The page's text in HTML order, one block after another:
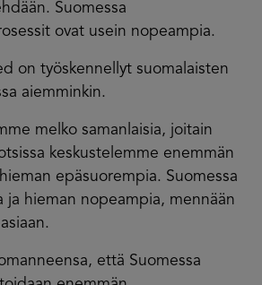
Suomessa
ovat usein nopeampia.
on työskennellyt suomalaisten
aiemminkin.
melko samanlaisia, joitain
keskustelemme enemmän
epäsuorempia. Suomessa
ja hieman nopeampia, mennään
että Suomessa